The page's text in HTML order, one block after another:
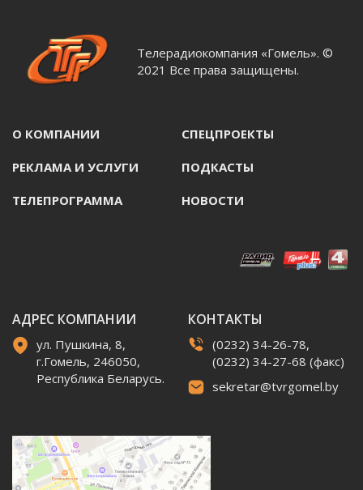
Телерадиокомпания «Гомель». ©
2021 Все права защищены.
О КОМПАНИИ СПЕЦПРОЕКТЫ
РЕКЛАМА И УСЛУГИ ПОДКАСТЫ
ТЕЛЕПРОГРАММА НОВОСТИ
АДРЕС КОМПАНИИ
ул. Пушкина, 8,
г.Гомель, 246050,
Республика Беларусь.
КОНТАКТЫ
(0232) 34-26-78,
(0232) 34-27-68 (факс)
sekretar@tvrgomel.by